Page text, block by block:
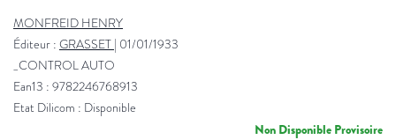
MONFREID HENRY
Éditeur : GRASSET 01/01/1933
_CONTROL AUTO
Ean13 : 9782246768913
Etat Dilicom : Disponible
Non Disponible Provisoire